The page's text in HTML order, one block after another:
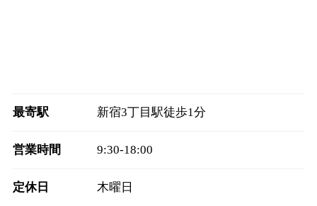
最寄駅 新宿3丁目駅徒歩1分
営業時間 9:30‐18:00
定休日 木曜日